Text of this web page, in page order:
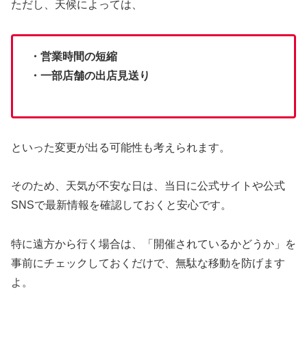
ただし、天候によっては、
・営業時間の短縮
・一部店舗の出店見送り
といった変更が出る可能性も考えられます。
そのため、天気が不安な日は、当日に公式サイトや公式
SNSで最新情報を確認しておくと安心です。
特に遠方から行く場合は、「開催されているかどうか」を
事前にチェックしておくだけで、無駄な移動を防げます
よ。